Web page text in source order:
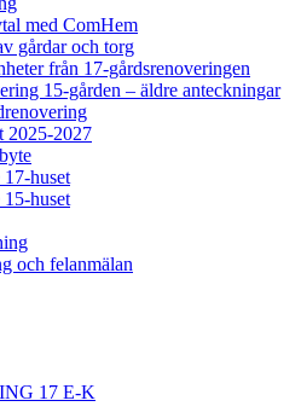
med ComHem
gårdar och torg
från 17-gårdsrenoveringen
15-gården – äldre anteckningar
2025-2027
17-huset
15-huset
och felanmälan
17 E-K